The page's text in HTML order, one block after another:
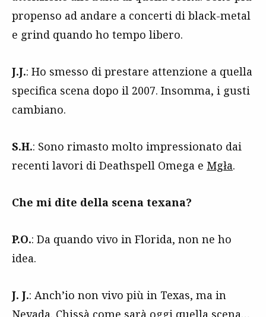
propenso ad andare a concerti di black-metal
e grind quando ho tempo libero.
J.J.: Ho smesso di prestare attenzione a quella
specifica scena dopo il 2007. Insomma, i gusti
cambiano.
S.H.: Sono rimasto molto impressionato dai
recenti lavori di Deathspell Omega e Mgła.
Che mi dite della scena texana?
P.O.: Da quando vivo in Florida, non ne ho
idea.
J. J.: Anch’io non vivo più in Texas, ma in
Nevada. Chissà come sarà oggi quella scena…